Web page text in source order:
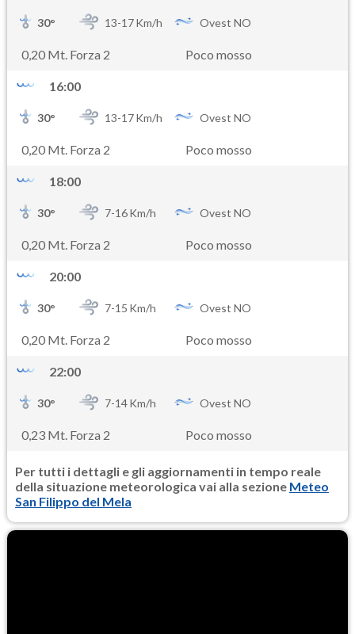
30° 13-17Km/h Ovest NO
0,20 Mt. Forza 2 Poco mosso
16:00
30° 13-17Km/h Ovest NO
0,20 Mt. Forza 2 Poco mosso
18:00
30° 7-16Km/h Ovest NO
0,20 Mt. Forza 2 Poco mosso
20:00
30° 7-15 Km/h Ovest NO
0,20 Mt. Forza 2 Poco mosso
22:00
30° 7-14Km/h Ovest NO
0,23 Mt. Forza 2 Poco mosso
Per tutti i dettagli e gli aggiornamenti in tempo reale
della situazione meteorologica vai alla sezione Meteo
San Filippo del Mela